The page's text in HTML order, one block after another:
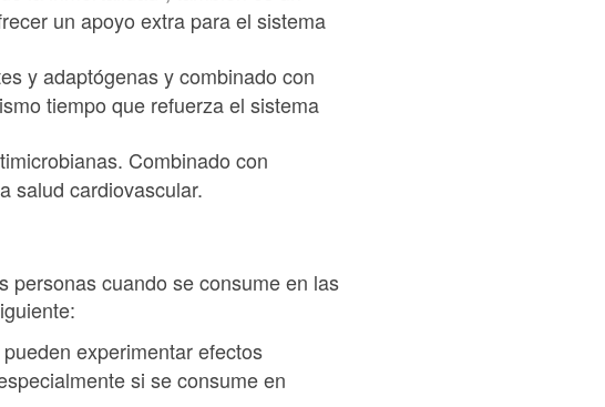
un apoyo extra para el sistema
y adaptógenas y combinado con
tiempo que refuerza el sistema
Combinado con
salud cardiovascular.
personas cuando se consume en las
experimentar efectos
si se consume en